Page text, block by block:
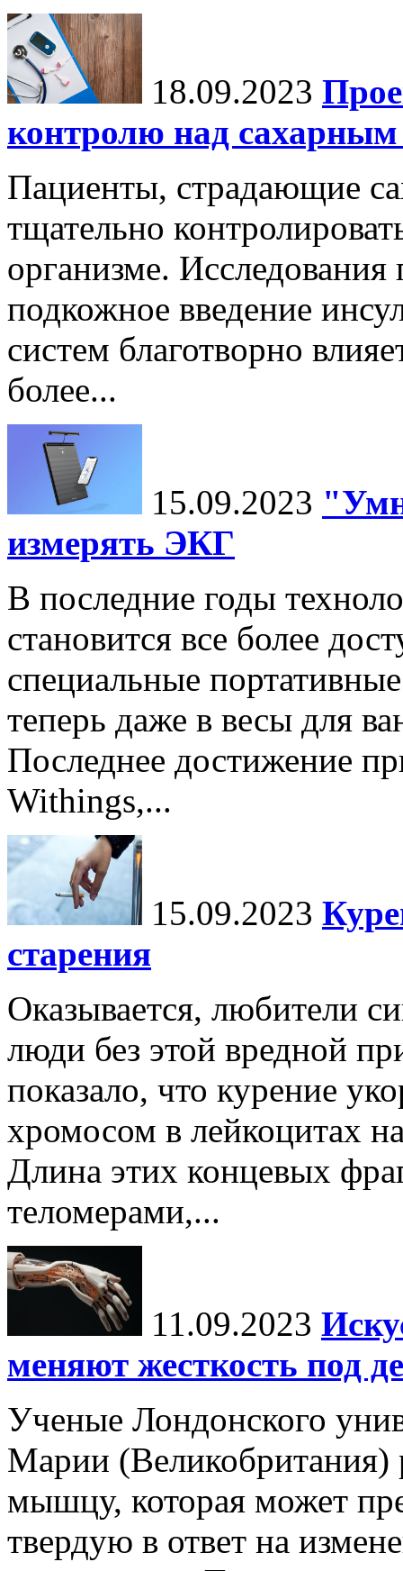
18.09.2023
контролю над
Пациенты, страдающие
тщательно
организме.
подкожное введение
систем благотворно
более...
15.09.2023
измерять ЭКГ
В последние годы
становится все более
специальные
теперь даже в весы для
Последнее достижение
Withings,...
15.09.2023
старения
Оказывается, любители
люди без этой вредной
показало, что курение
хромосом в лейкоцитах
Длина этих концевых
теломерами,...
11.09.2023
меняют жесткость под
Ученые Лондонского
Марии (Великобритания)
мышцу, которая может
твердую в ответ на